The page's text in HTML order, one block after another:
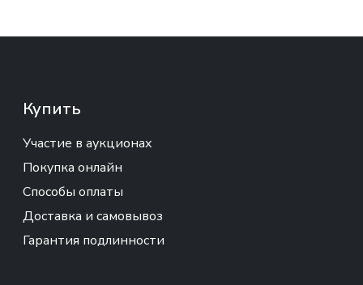
Купить
Участие в аукционах
Покупка онлайн
Способы оплаты
Доставка и самовывоз
Гарантия подлинности